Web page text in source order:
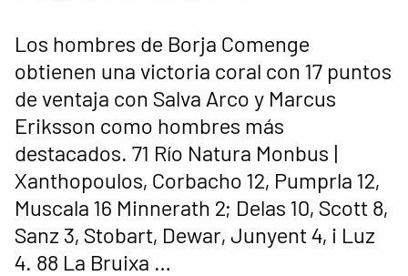
Los hombres de Borja Comenge
obtienen una victoria coral con 17 puntos
de ventaja con Salva Arco y Marcus
Eriksson como hombres más
destacados. 71 Río Natura Monbus |
Xanthopoulos, Corbacho 12, Pumprla 12,
Muscala 16 Minnerath 2; Delas 10, Scott 8,
Sanz 3, Stobart, Dewar, Junyent 4, i Luz
4. 88 La Bruixa …